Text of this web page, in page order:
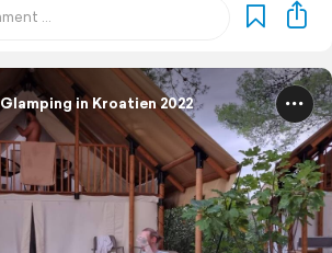
Glamping in Kroatien 2022